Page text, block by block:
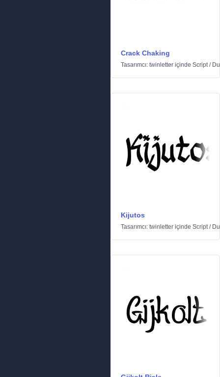
Crack Chaking
Tasarımcı: twinletter içinde Script/
Kijutos
Tasarımcı: twinletter içinde Script/